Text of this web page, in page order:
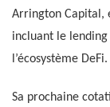
Arrington Capital,
incluant le
l’écosystème DeFi.
Sa prochaine